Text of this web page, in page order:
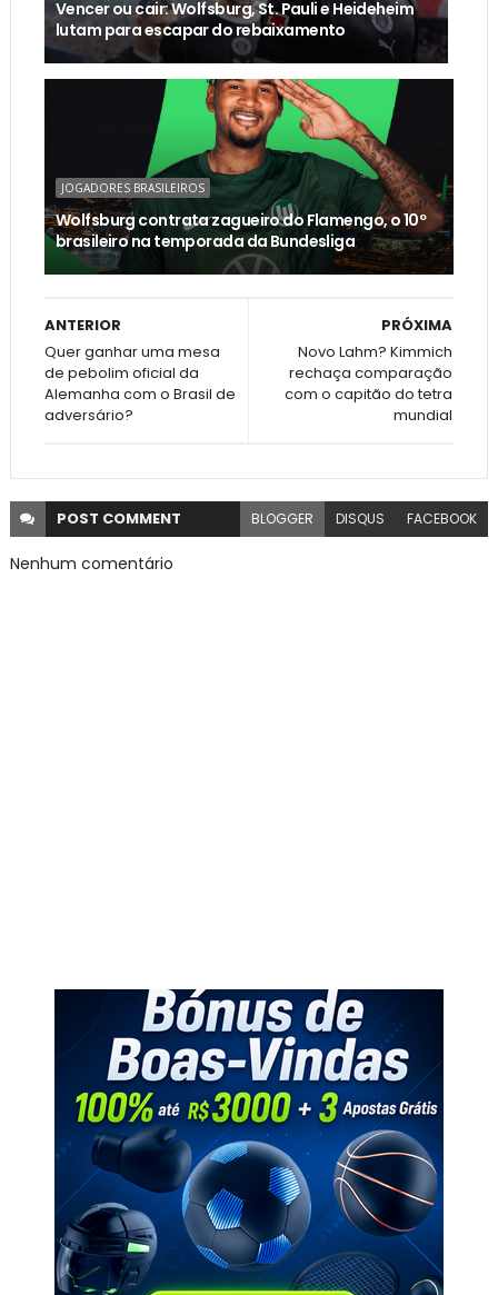
Vencer ou cair: Wolfsburg, St. Pauli e Heideheim
lutam para escapar do rebaixamento
JOGADORES BRASILEIROS
Wolfsburg contrata zagueiro do Flamengo, o 10º
brasileiro na temporada da Bundesliga
PRÓXIMA
Novo Lahm? Kimmich
rechaça comparação
com o capitão do tetra
mundial
ANTERIOR
Quer ganhar uma mesa
de pebolim oficial da
Alemanha com o Brasil de
adversário?
POST COMMENT BLOGGER DISQUS FACEBOOK
Nenhum comentário